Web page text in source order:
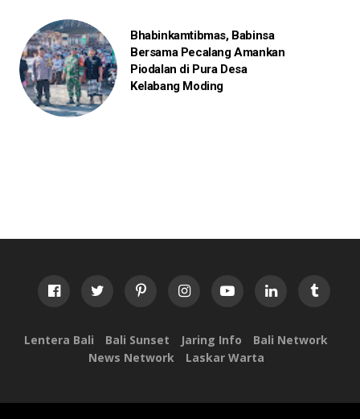
Bhabinkamtibmas, Babinsa
Bersama Pecalang Amankan
Piodalan di Pura Desa
Kelabang Moding
Lentera Bali Bali Sunset Jaring Info
Bali Network
News Network
Laskar Warta